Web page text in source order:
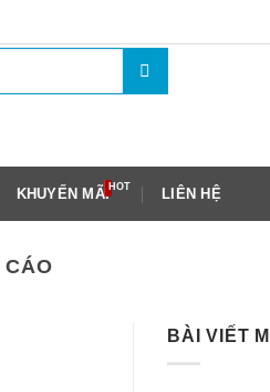
KHUYẾN MÃI LIÊN HỆ
CÁO
BÀI VIẾT